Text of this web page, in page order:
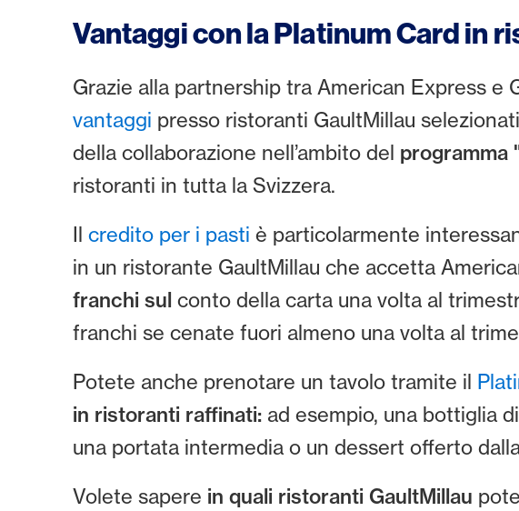
Vantaggi con la Platinum Card in
Grazie alla partnership tra American Express e
vantaggi presso ristoranti GaultMillau
della collaborazione nell’ambito del programma
ristoranti in tutta la Svizzera.
Il credito per i pasti è particolarmente
in un ristorante GaultMillau che accetta
franchi sul conto della carta una volta al
franchi se cenate fuori almeno una volta al
Potete anche prenotare un tavolo tramite il
in ristoranti raffinati: ad esempio, una bottiglia
una portata intermedia o un dessert offerto
Volete sapere in quali ristoranti GaultMillau